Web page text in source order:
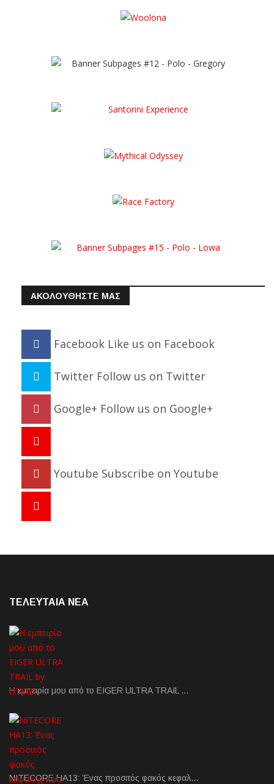
ΑΚΟΛΟΥΘΗΣΤΕ ΜΑΣ
Facebook Like us on Facebook
Twitter Follow us on Twitter
Google+ Follow us on Google+
Youtube Subscribe on Youtube
ΤΕΛΕΥΤΑΙΑ NEA
Η εμπειρία μου από το EIGER ULTRA TRAIL …
NITECORE HA13: Ένας προσιτός φακός κεφαλ…